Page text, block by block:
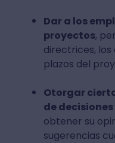
Dar a los
proyectos,
directrices, los
plazos del
Otorgar
de
obtener su
sugerencias